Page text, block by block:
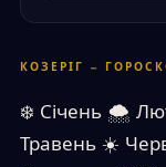
КОЗЕРІГ —
❄️ Січень 🌨
Травень ☀️